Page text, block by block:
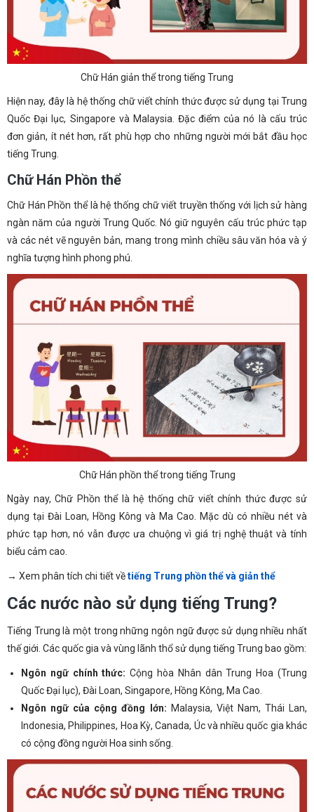
Chữ Hán giản thể trong tiếng Trung
Hiện nay, đây là hệ thống chữ viết chính thức được sử dụng tại Trung
Quốc Đại lục, Singapore và Malaysia. Đặc điểm của nó là cấu trúc
đơn giản, ít nét hơn, rất phù hợp cho những người mới bắt đầu học
tiếng Trung.
Chữ Hán Phồn thể
Chữ Hán Phồn thể là hệ thống chữ viết truyền thống với lịch sử hàng
ngàn năm của người Trung Quốc. Nó giữ nguyên cấu trúc phức tạp
và các nét vẽ nguyên bản, mang trong mình chiều sâu văn hóa và ý
nghĩa tượng hình phong phú.
Chữ Hán phồn thể trong tiếng Trung
Ngày nay, Chữ Phồn thể là hệ thống chữ viết chính thức được sử
dụng tại Đài Loan, Hồng Kông và Ma Cao. Mặc dù có nhiều nét và
phức tạp hơn, nó vẫn được ưa chuộng vì giá trị nghệ thuật và tính
biểu cảm cao.
→ Xem phân tích chi tiết vềtiếng Trung phồn thể và giản thể
Các nước nào sử dụng tiếng Trung?
Tiếng Trung là một trong những ngôn ngữ được sử dụng nhiều nhất
thế giới. Các quốc gia và vùng lãnh thổ sử dụng tiếng Trung bao gồm:
Ngôn ngữ chính thức: Cộng hòa Nhân dân Trung Hoa (Trung
Quốc Đại lục), Đài Loan, Singapore, Hồng Kông, Ma Cao.
Ngôn ngữ của cộng đồng lớn: Malaysia, Việt Nam, Thái Lan,
Indonesia, Philippines, Hoa Kỳ, Canada, Úc và nhiều quốc gia khác
có cộng đồng người Hoa sinh sống.